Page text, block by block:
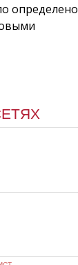
определено